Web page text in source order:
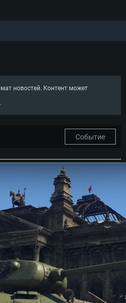
новостей. Контент может
Событие